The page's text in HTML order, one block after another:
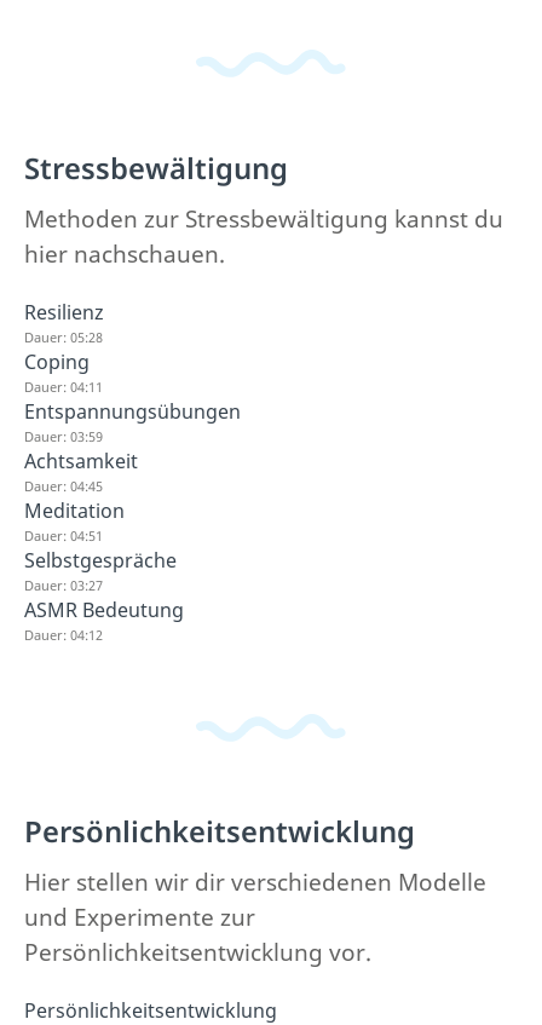
Stressbewältigung
Methoden zur Stressbewältigung kannst du
hier nachschauen.
Resilienz
Dauer: 05:28
Coping
Dauer: 04:11
Entspannungsübungen
Dauer: 03:59
Achtsamkeit
Dauer: 04:45
Meditation
Dauer: 04:51
Selbstgespräche
Dauer: 03:27
ASMR Bedeutung
Dauer: 04:12
Persönlichkeitsentwicklung
Hier stellen wir dir verschiedenen Modelle
und Experimente zur
Persönlichkeitsentwicklung vor.
Persönlichkeitsentwicklung